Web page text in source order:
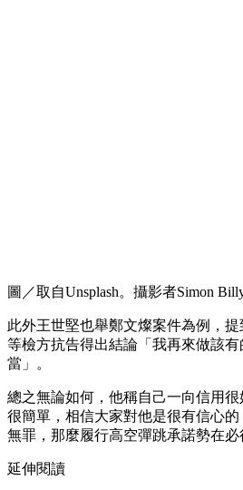
圖／取自Unsplash。攝影者Simon
此外王世堅也舉鄭文燦案件為例，
等檢方抗告得出結論「我再來做該
當」。
總之無論如何，他稱自己一向信用
很簡單，相信大家對他是很有信心
無罪，那麼履行高空彈跳承諾勢在必
延伸閱讀